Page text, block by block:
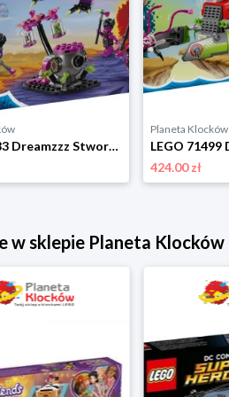
LEGO 71483 Dreamzzz Stwory z koszmarów Nigdywiedźmy Lego
Planeta Klocków
424.00 zł
w sklepie Planeta Klocków